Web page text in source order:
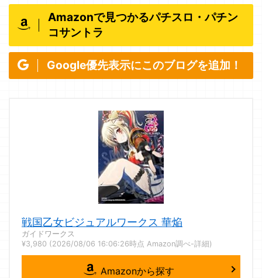
Amazonで見つかるパチスロ・パチン
コサントラ
Google優先表示にこのブログを追加！
戦国乙女ビジュアルワークス 華焔
ガイドワークス
¥3,980 (2026/08/06 16:06:26時点 Amazon調べ-詳細)
Amazonから探す